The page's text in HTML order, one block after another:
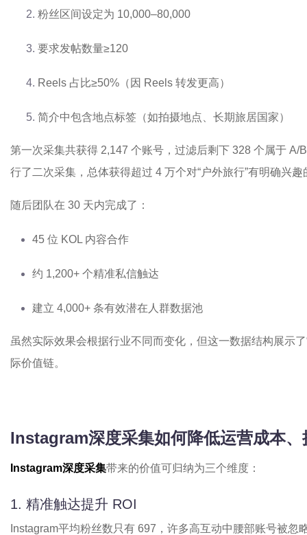
粉丝区间设定为 10,000–80,000
要求发帖数量≥120
Reels 占比≥50%（因 Reels 转发更高）
简介中包含地点标签（如拍摄地点、长期旅居国家）
第一次采集共获得 2,147 个账号，过滤后剩下 328 个属于 A/
行了二次采集，总体获得超过 4 万个对“户外旅行”有明确兴趣
随后团队在 30 天内完成了：
45 位 KOL 内容合作
约 1,200+ 个精准私信触达
建立 4,000+ 条有效潜在人群数据池
虽然实际效果会根据行业不同而变化，但这一数据结构展示了
际价值链。
Instagram深度采集如何降低运营成本
Instagram深度采集带来的价值可归纳为三个维度：
1. 精准触达提升 ROI
Instagram平均粉丝数只有 697，许多高互动中腰部账号被忽